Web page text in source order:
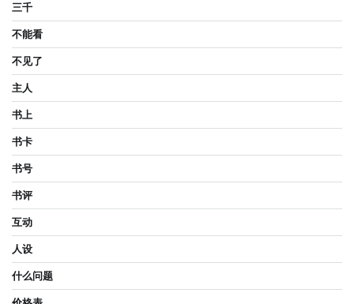
三千
不能看
不见了
主人
书上
书卡
书号
书评
互动
人设
什么问题